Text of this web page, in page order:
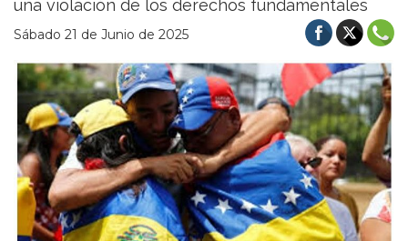
una violación de los derechos fundamentales
Sábado 21 de Junio de 2025